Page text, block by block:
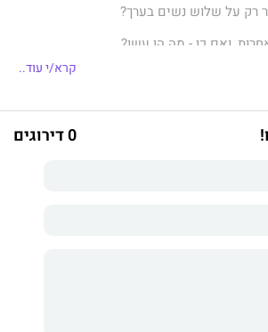
רק על שלוש נשים בערך?
ואם כן - מה הן עשו?
שנשים אינן יכולות להגיע להישג מקורי
ארתור שופנהאואר.
לעומת זאת, טען שלנשים יש שני
תיאוריות מטרידות מאוד בנוגע לנשים
קרא/י עוד..
0 דירוגים